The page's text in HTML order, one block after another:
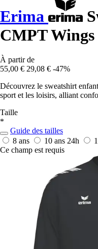
Erima
CMPT Wings
À partir de
55,00 € 29,08 € -47%
Découvrez le sweatshirt
sport et les loisirs, alliant
Taille
*
Guide des tailles
8 ans
10 ans 24h
Ce champ est requis